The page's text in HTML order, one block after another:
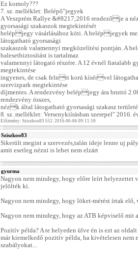
Ez komoly???
7. sz. melléklet: Belépő"jegyek
A Veszprém Rallye &#8217;2016 rendezője a
gyorsasági szakaszok megtekintését
belépjegy vásárlásához köti. A belépjegyek
látogatható gyorsasági
szakaszok valamennyi megközelítési pontján. A
balesetbiztosítást is tartalmaz
valamennyi látogató részére. A 12 évnél fiatalabb
megtekintése
ingyenes, de csak felntt korú kísérvel
szervizpark megtekintése
díjmentes. A rendezvény belépjegy ára bruttó
rendezvény összes,
nézk által látogatható gyorsasági szakasz
8. sz. melléklet: Versenykiírásban szerepel" 2016.
Előzmény: Sziszkoo83 552. 2016-06-06 09:11:59
Sziszkoo83
Sikerült megint a szervezés,talán ideje lenne uj
amit esetleg nézni is lehet nem elzárt
gyurma
Nagyon nem mindegy, hogy előre leírt
jelölték ki.
Nagyon nem mindegy, hogy löket-mérést írtak elő,
Nagyon nem mindegy, hogy az ATB képviselő mit
Pozitív példa? A te helyeden ülve én is ezt az
már kiemelkedő pozitív példa, ha kivételesen nem
szabályokat...